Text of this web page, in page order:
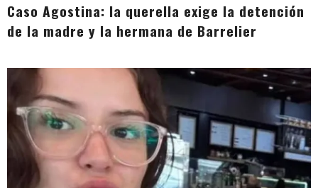
Caso Agostina: la querella exige la detención
de la madre y la hermana de Barrelier